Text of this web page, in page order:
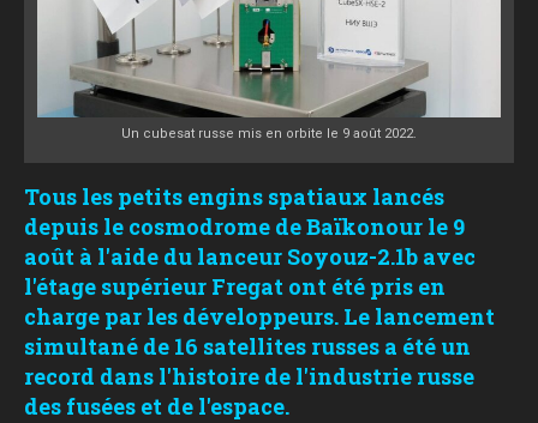
Un cubesat russe mis en orbite le 9 août 2022.
Tous les petits engins spatiaux lancés
depuis le cosmodrome de Baïkonour le 9
août à l'aide du lanceur Soyouz-2.1b avec
l'étage supérieur Fregat ont été pris en
charge par les développeurs. Le lancement
simultané de 16 satellites russes a été un
record dans l'histoire de l'industrie russe
des fusées et de l'espace.